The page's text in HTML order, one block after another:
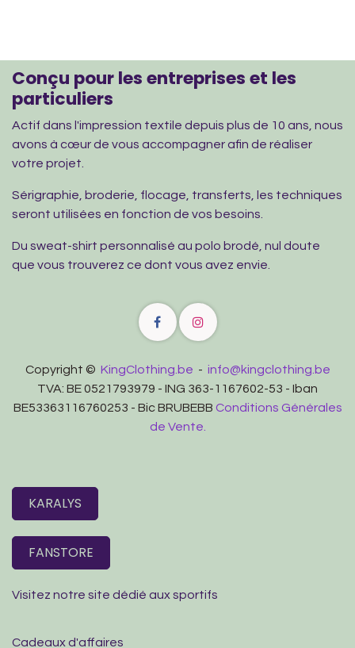
Conçu pour les entreprises et les
particuliers
Actif dans l'impression textile depuis plus de 10 ans, nous
avons à cœur de vous accompagner afin de réaliser
votre projet.
Sérigraphie, broderie, flocage, transferts, les techniques
seront utilisées en fonction de vos besoins.
Du sweat-shirt personnalisé au polo brodé, nul doute
que vous trouverez ce dont vous avez envie.
Copyright © KingClothing.be - info@kingclothing.be
TVA: BE 0521793979 - ING 363-1167602-53 - Iban
BE53363116760253 - Bic BRUBEBB Conditions Générales
de Vente.
KARALYS
FANSTORE
Visitez notre site dédié aux sportifs
Cadeaux d'affaires